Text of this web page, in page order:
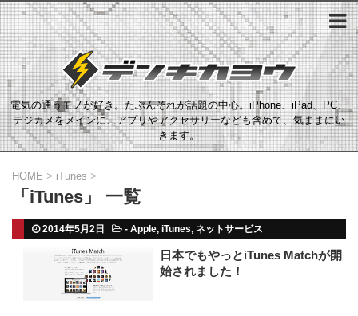
電気の通うモノが好き。たぶんそれが話題の中心。iPhone、iPad、PC、
デジカメをメインに、アプリやアクセサリーなども含めて、気ままにい
きます。
HOME > iTunes >
「iTunes」 一覧
2014年5月2日 - Apple, iTunes, ネットサービス
日本でもやっとiTunes Matchが開
始されました！